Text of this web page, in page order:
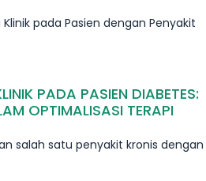
pada Pasien dengan Penyakit
PADA PASIEN DIABETES:
OPTIMALISASI TERAPI
salah satu penyakit kronis dengan